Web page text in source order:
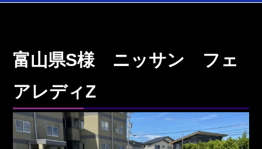
富山県S様 ニッサン フェ
アレディZ